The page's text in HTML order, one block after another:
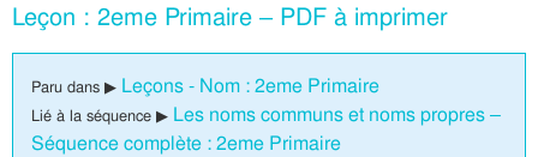
Leçon : 2eme Primaire – PDF à imprimer
Paru dans ▶ Leçons - Nom : 2eme Primaire
Lié à la séquence ▶ Les noms communs et noms propres –
Séquence complète : 2eme Primaire